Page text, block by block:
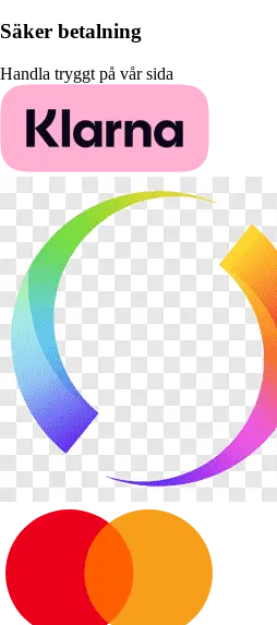
Säker betalning
Handla tryggt på vår sida